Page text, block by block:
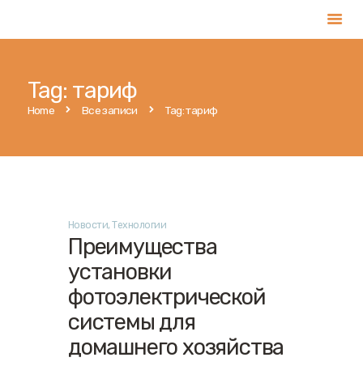
Tag: тариф
Home Все записи Tag: тариф
Главная
Магазин
Русский
Новости,Технологии
Преимущества
установки
фотоэлектрической
системы для
домашнего хозяйства